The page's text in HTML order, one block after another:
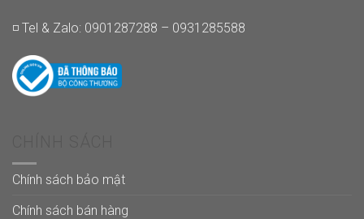
◽ Tel & Zalo: 0901287288 – 0931285588
Chính sách bảo mật
Chính sách bán hàng